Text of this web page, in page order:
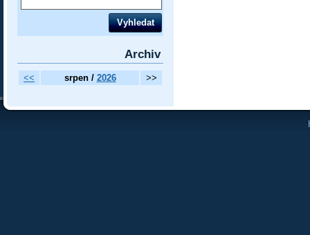
Archiv
<< srpen / 2026 >>